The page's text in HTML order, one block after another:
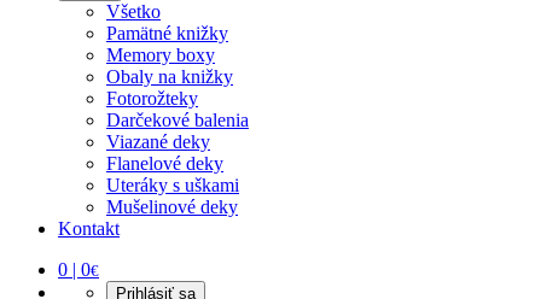
Všetko
Pamätné knižky
Memory boxy
Obaly na knižky
Fotorožteky
Darčekové balenia
Viazané deky
Flanelové deky
Uteráky s uškami
Mušelinové deky
Kontakt
0 | 0€
Prihlásiť sa